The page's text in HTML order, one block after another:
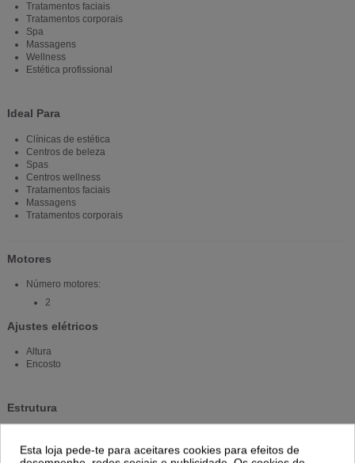
Tratamentos faciais
Tratamentos corporais
Spa
Massagens
Wellness
Estética profissional
Ideal Para
Clínicas de estética
Centros de beleza
Spas
Centros wellness
Tratamentos faciais
Massagens
Tratamentos corporais
Motores
Número motores:
2
Ajustes elétricos
Altura
Encosto
Estrutura
Sim
Esta loja pede-te para aceitares cookies para efeitos de